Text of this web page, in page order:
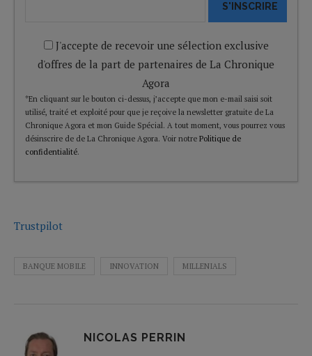
S'INSCRIRE
J'accepte de recevoir une sélection exclusive
d'offres de la part de partenaires de La Chronique
Agora
*En cliquant sur le bouton ci-dessus, j’accepte que mon e-mail saisi soit
utilisé, traité et exploité pour que je reçoive la newsletter gratuite de La
Chronique Agora et mon Guide Spécial. A tout moment, vous pourrez vous
désinscrire de de La Chronique Agora. Voir notre Politique de
confidentialité.
Trustpilot
BANQUE MOBILE INNOVATION MILLENIALS
NICOLAS PERRIN